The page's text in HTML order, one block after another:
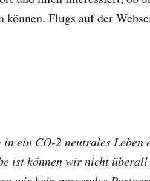
Flugs auf der
ein CO-2 neutrales Leben
ist können wir nicht